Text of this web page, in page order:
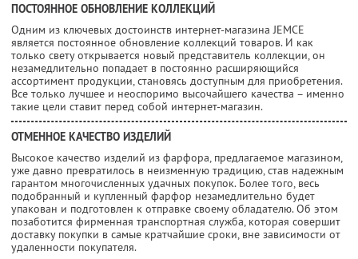
ПОСТОЯННОЕ ОБНОВЛЕНИЕ КОЛЛЕКЦИЙ
Одним из ключевых достоинств интернет-магазина JEMCE
является постоянное обновление коллекций товаров. И как
только свету открывается новый представитель коллекции, он
незамедлительно попадает в постоянно расширяющийся
ассортимент продукции, становясь доступным для приобретения.
Все только лучшее и неоспоримо высочайшего качества – именно
такие цели ставит перед собой интернет-магазин.
ОТМЕННОЕ КАЧЕСТВО ИЗДЕЛИЙ
Высокое качество изделий из фарфора, предлагаемое магазином,
уже давно превратилось в неизменную традицию, став надежным
гарантом многочисленных удачных покупок. Более того, весь
подобранный и купленный фарфор незамедлительно будет
упакован и подготовлен к отправке своему обладателю. Об этом
позаботится фирменная транспортная служба, которая совершит
доставку покупки в самые кратчайшие сроки, вне зависимости от
удаленности покупателя.